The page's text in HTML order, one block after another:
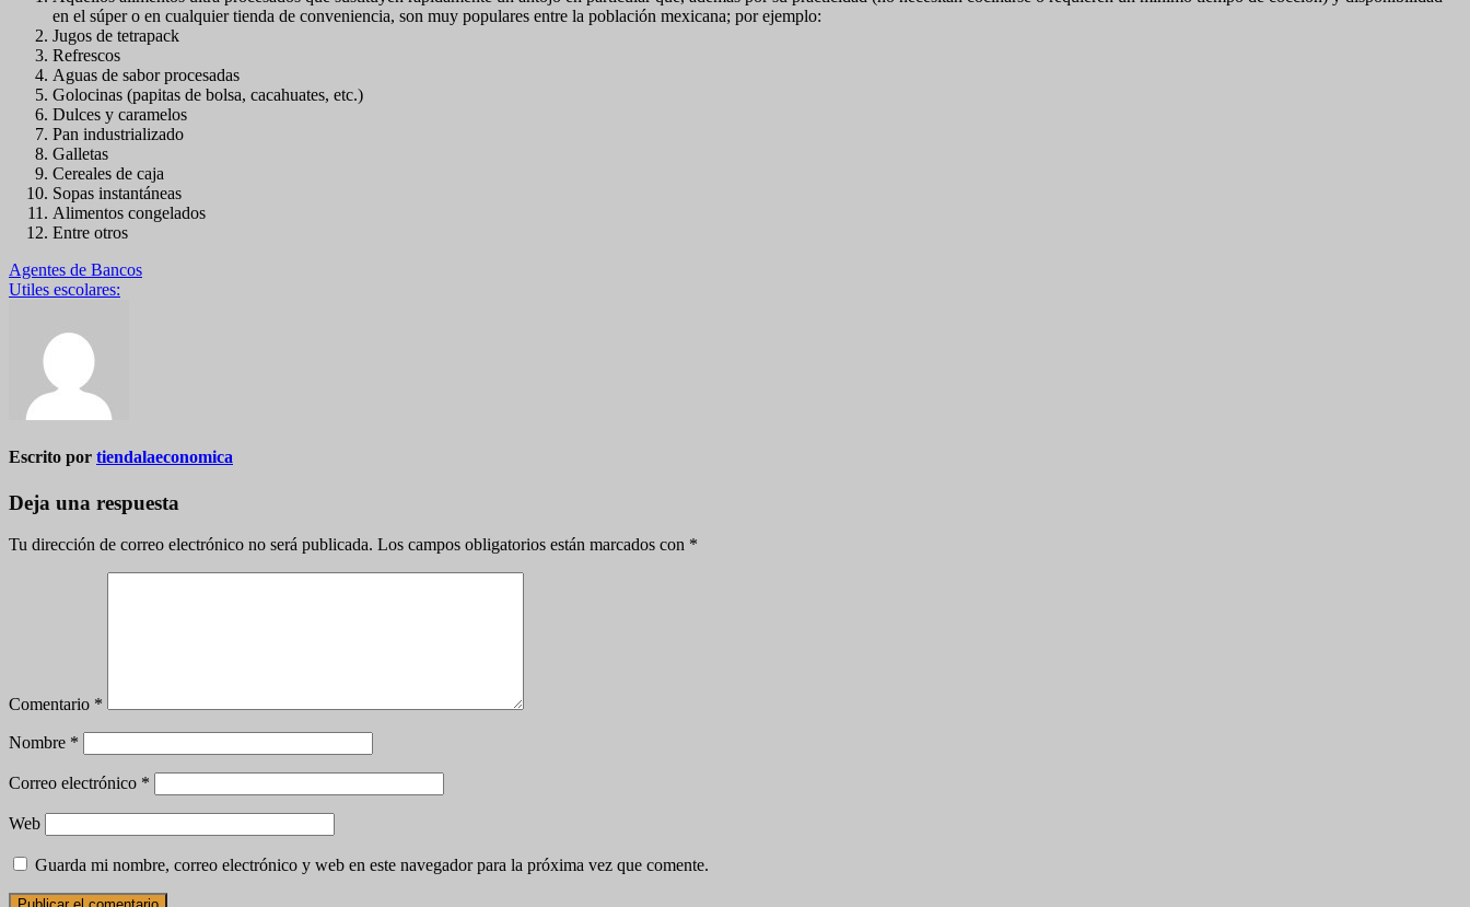
en el súper o en cualquier tienda de conveniencia, son muy populares entre la población mexicana; por ejemplo:
Jugos de tetrapack
Refrescos
Aguas de sabor procesadas
Golocinas (papitas de bolsa, cacahuates, etc.)
Dulces y caramelos
Pan industrializado
Galletas
Cereales de caja
Sopas instantáneas
Alimentos congelados
Entre otros
Navegación
de
entradas
Agentes de Bancos
Utiles escolares:
Escrito por tiendalaeconomica
Deja una respuesta
Tu dirección de correo electrónico no será publicada. Los campos obligatorios están marcados con *
Comentario *
Nombre *
Correo electrónico *
Web
Guarda mi nombre, correo electrónico y web en este navegador para la próxima vez que comente.